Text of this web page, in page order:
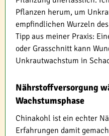
Pflanzen herum, um
empfindlichen Wurzeln
Tipp aus meiner Praxis:
oder Grasschnitt kann
Unkrautwachstum in
Nährstoffversorgung
Wachstumsphase
Chinakohl ist ein echter
Erfahrungen damit